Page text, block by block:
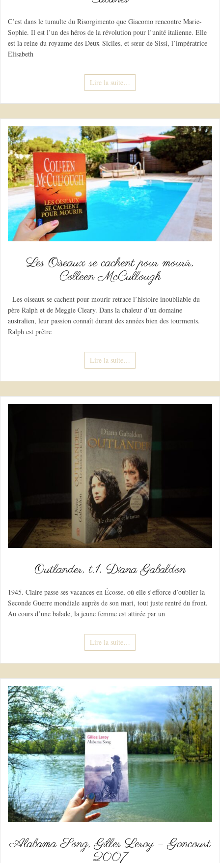
C’est dans le tumulte du Risorgimento que Giacomo rencontre Marie-
Sophie. Il est l’un des héros de la révolution pour l’unité italienne. Elle
est la reine du royaume des Deux-Siciles, et sœur de Sissi, l’impératrice
Elisabeth
Lire la suite…
Les Oiseaux se cachent pour mourir,
Colleen McCullough
Les oiseaux se cachent pour mourir retrace l’histoire inoubliable du
père Ralph et de Meggie Cleary. Dans la chaleur d’un domaine
australien, leur passion connaît durant des années bien des tourments.
Ralph est prêtre
Lire la suite…
Outlander, t.1, Diana Gabaldon
1945. Claire passe ses vacances en Écosse, où elle s’efforce d’oublier la
Seconde Guerre mondiale auprès de son mari, tout juste rentré du front.
Au cours d’une balade, la jeune femme est attirée par un
Lire la suite…
Alabama Song, Gilles Leroy – Goncourt
2007